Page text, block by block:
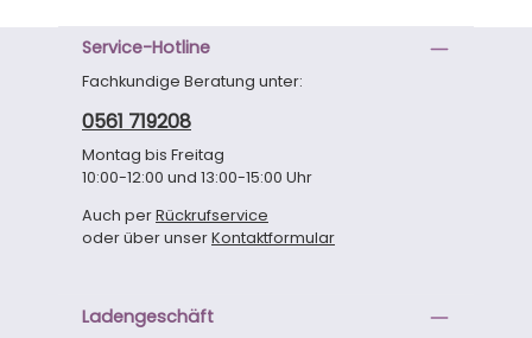
Service-Hotline
Fachkundige Beratung unter:
0561 719208
Montag bis Freitag
10:00-12:00 und 13:00-15:00 Uhr
Auch perRückrufservice
oder über unserKontaktformular
Ladengeschäft